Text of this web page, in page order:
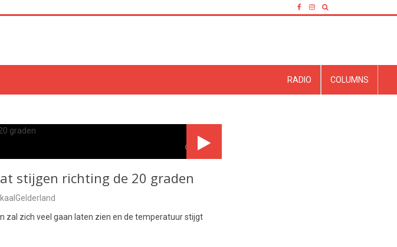
COLUMNS
RADIO
© Envato
stijgen richting de 20 graden
zal zich veel gaan laten zien en de temperatuur stijgt